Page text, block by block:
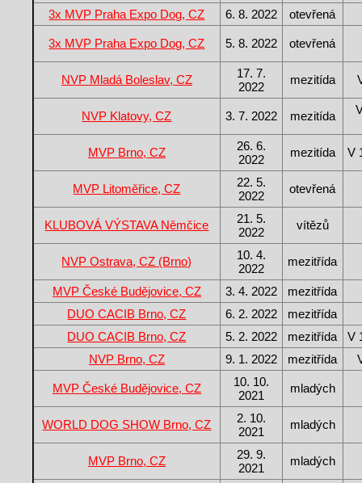
3x MVP Praha Expo Dog, CZ
6. 8. 2022 otevřená
3x MVP Praha Expo Dog, CZ 5. 8. 2022 otevřená
NVP Mladá Boleslav, CZ
17. 7.
2022
mezitída
NVP Klatovy, CZ 3. 7. 2022 mezitída
MVP Brno, CZ
26. 6.
2022
mezitída V
MVP Litoměřice, CZ
22. 5.
2022
otevřená
KLUBOVÁ VÝSTAVA Němčice
21. 5.
2022
vítězů
NVP Ostrava, CZ (Brno)
10. 4.
2022
mezitřída
MVP České Budějovice, CZ 3. 4. 2022
mezitřída
DUO CACIB Brno, CZ
6. 2. 2022
mezitřída
DUO CACIB Brno, CZ
5. 2. 2022 mezitřída
V
NVP Brno, CZ
9. 1. 2022 mezitřída
MVP České Budějovice, CZ
10. 10.
2021
mladých
WORLD DOG SHOW Brno, CZ
2. 10.
2021
mladých
MVP Brno, CZ
29. 9.
2021
mladých